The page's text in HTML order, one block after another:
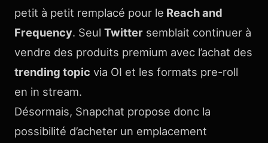
petit à petit remplacé pour le Reach and
Frequency. Seul Twitter semblait continuer à
vendre des produits premium avec l’achat des
trending topic via OI et les formats pre-roll
en in stream.
Désormais, Snapchat propose donc la
possibilité d’acheter un emplacement